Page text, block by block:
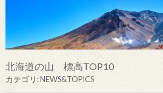
北海道の山 標高TOP10
カテゴリ:NEWS&TOPICS